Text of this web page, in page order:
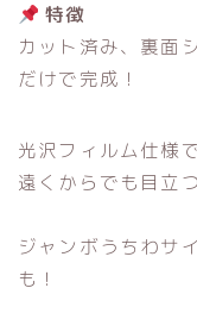
特徴
カット済み、裏面
だけで完成！
光沢フィルム仕様
遠くからでも目立
ジャンボうちわサ
も！